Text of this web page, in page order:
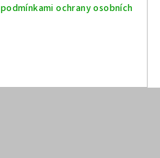
podmínkami ochrany osobních